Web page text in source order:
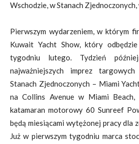
Wschodzie, w Stanach
Pierwszym wydarzeniem, w którym
Kuwait Yacht Show, który
tygodniu lutego. Tydzień
najważniejszych imprez
Stanach Zjednoczonych – Miami
na Collins Avenue w Miami Beach,
katamaran motorowy 60 Sunreef
będą miesiącami wytężonej pracy dla
Już w pierwszym tygodniu marca